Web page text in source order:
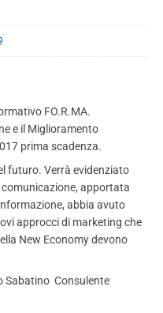
FO.R.MA.
e il Miglioramento
prima scadenza.
futuro. Verrà evidenziato
apportata
abbia avuto
approcci di marketing che
New Economy devono
Sabatino  Consulente